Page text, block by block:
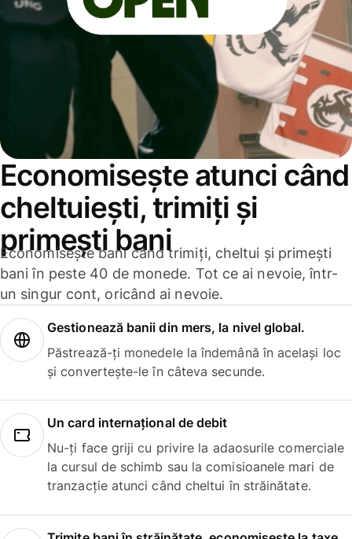
Economisește atunci când
cheltuiești, trimiți și
primești bani
Economisește bani când trimiți, cheltui și primești
bani în peste 40 de monede. Tot ce ai nevoie, într-
un singur cont, oricând ai nevoie.
Gestionează banii din mers, la nivel global.
Păstrează-ți monedele la îndemână în același loc
și convertește-le în câteva secunde.
Un card internațional de debit
Nu-ți face griji cu privire la adaosurile comerciale
la cursul de schimb sau la comisioanele mari de
tranzacție atunci când cheltui în străinătate.